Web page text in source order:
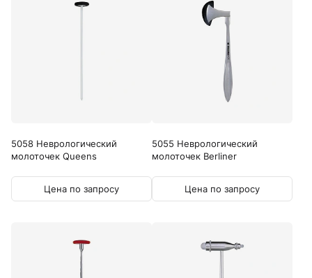
5058 Неврологический
молоточек Queens
Цена по запросу
5055 Неврологический
молоточек Berliner
Цена по запросу